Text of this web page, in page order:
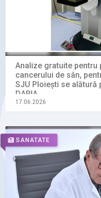
Analize gratuite pentru
cancerului de sân,
SJU Ploiești se
DARIA
17.06.2026
SANATATE